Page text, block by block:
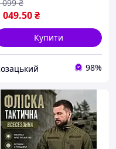
049.50₴
099 ₴
Купити
98%